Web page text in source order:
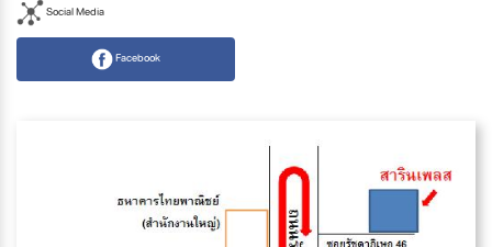
Social Media
Facebook